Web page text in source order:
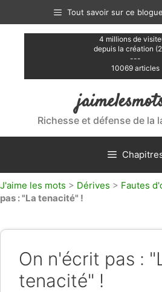
contenu
Tout savoir sur ce
4 millions de
depuis la création
---
10069 articles
Richesse et défense de la
J'aime les mots > Dérives > Fautes
pas : "La tenacité" !
On n'écrit pas :
tenacité" !